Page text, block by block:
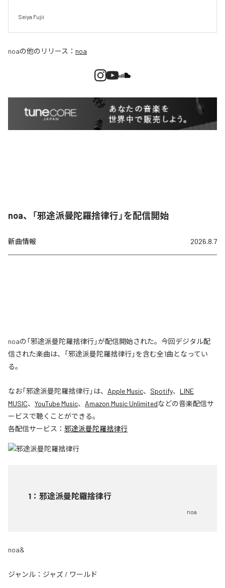
Seiya Fujii
noaの他のリリース： noa
noa、「邪途派曼陀羅捨律行」を配信開始
新曲情報 2026.8.7
noaの「邪途派曼陀羅捨律行」が配信開始された。今回デジタル配
信された楽曲は、「邪途派曼陀羅捨律行」を含む全1曲となってい
る。
なお「邪途派曼陀羅捨律行」は、 Apple Music、 Spotify、 LINE
MUSIC、 YouTube Music、 Amazon Music Unlimitedなどの音楽配信サ
ービスで聴くことができる。
各配信サービス： 邪途派曼陀羅捨律行
1 ： 邪途派曼陀羅捨律行
noa
noa&
ジャンル： ジャズ / ワールド